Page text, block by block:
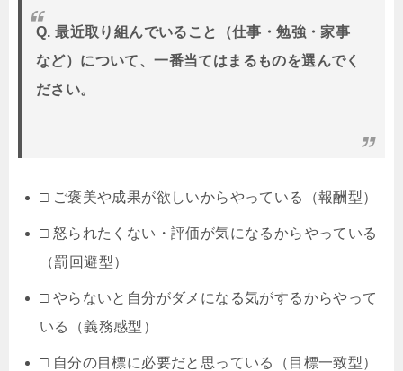
Q. 最近取り組んでいること（仕事・勉強・家事
など）について、一番当てはまるものを選んでく
ださい。
□ ご褒美や成果が欲しいからやっている（報酬型）
□ 怒られたくない・評価が気になるからやっている
（罰回避型）
□ やらないと自分がダメになる気がするからやって
いる（義務感型）
□ 自分の目標に必要だと思っている（目標一致型）